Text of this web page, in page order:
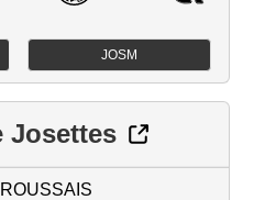
JOSM
Josettes